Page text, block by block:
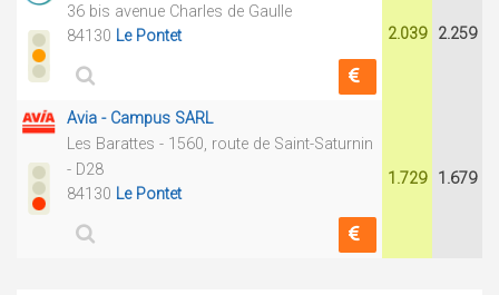
36 bis avenue Charles de Gaulle
84130 Le Pontet 2.039 2.259
Avia - Campus SARL
Les Barattes - 1560, route de Saint-Saturnin
- D28
84130 Le Pontet
1.729 1.679